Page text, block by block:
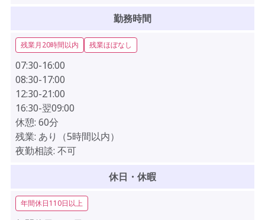
勤務時間
残業月20時間以内 残業ほぼなし
07:30-16:00
08:30-17:00
12:30-21:00
16:30-翌09:00
休憩: 60分
残業: あり（5時間以内）
夜勤相談: 不可
休日・休暇
年間休日110日以上